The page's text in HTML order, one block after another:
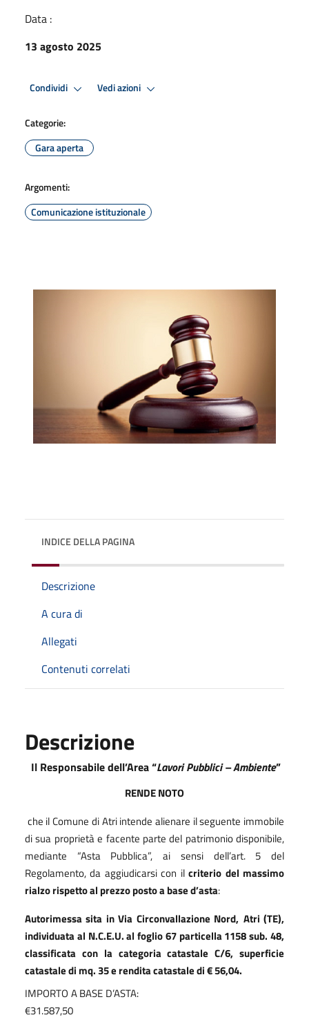
Data :
13 agosto 2025
Condividi Vedi azioni
Categorie:
Gara aperta
Argomenti:
Comunicazione istituzionale
INDICE DELLA PAGINA
Descrizione
A cura di
Allegati
Contenuti correlati
Descrizione
Il Responsabile dell’Area “Lavori Pubblici – Ambiente”
RENDE NOTO
che il Comune di Atri intende alienare il seguente immobile
di sua proprietà e facente parte del patrimonio disponibile,
mediante “Asta Pubblica”, ai sensi dell’art. 5 del
Regolamento, da aggiudicarsi con ilcriterio del massimo
rialzo rispetto al prezzo posto a base d’asta:
Autorimessa sita in Via Circonvallazione Nord, Atri (TE),
individuata al N.C.E.U. al foglio 67 particella 1158 sub. 48,
classificata con la categoria catastale C/6, superficie
catastale di mq. 35 e rendita catastale di € 56,04.
IMPORTO A BASE D’ASTA:
€31.587,50